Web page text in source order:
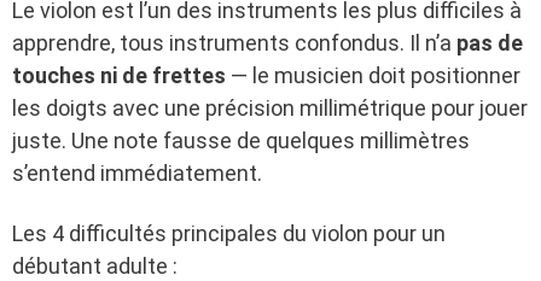
Le violon est l’un des instruments les plus difficiles à
apprendre, tous instruments confondus. Il n’a pas de
touches ni de frettes — le musicien doit positionner
les doigts avec une précision millimétrique pour jouer
juste. Une note fausse de quelques millimètres
s’entend immédiatement.
Les 4 difficultés principales du violon pour un
débutant adulte :